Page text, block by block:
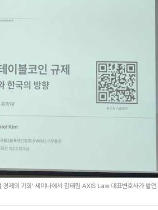
제의 기회' 세미나에서 김태림 AXIS Law 대표변호사가 발언